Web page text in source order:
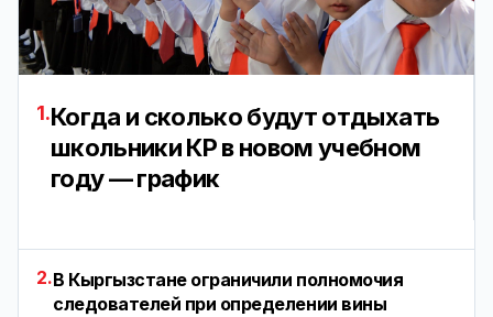
1.Когда и сколько будут отдыхать
школьники КР в новом учебном
году — график
2.В Кыргызстане ограничили полномочия
следователей при определении вины